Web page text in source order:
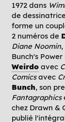
1972 dans
de
forme un
2 numéros de
Diane Noomin
Bunch's
Weirdo avec
Comicsavec
Bunch, son
Fantagraphics
chez Drawn &
publié